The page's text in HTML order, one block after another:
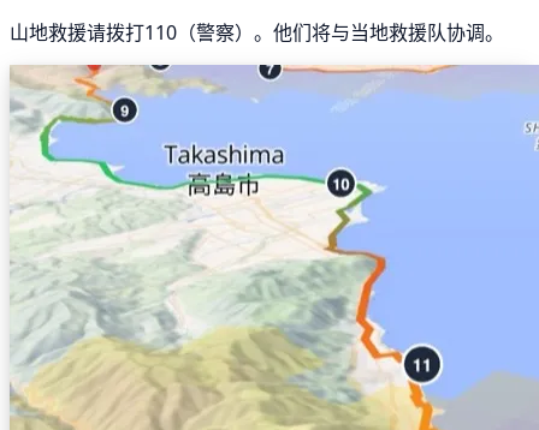
山地救援请拨打110（警察）。他们将与当地救援队协调。